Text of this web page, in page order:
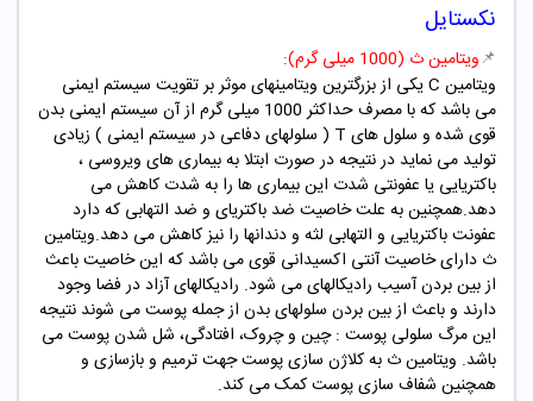
نکستایل
📌ویتامین ث (1000 میلی گرم):
ویتامین C یکی از بزرگترین ویتامینهای موثر بر تقویت سیستم ایمنی
می باشد که با مصرف حداکثر 1000 میلی گرم از آن سیستم ایمنی بدن
قوی شده و سلول های T ( سلولهای دفاعی در سیستم ایمنی ) زیادی
تولید می نماید در نتیجه در صورت ابتلا به بیماری های ویروسی ،
باکتریایی یا عفونتی شدت این بیماری ها را به شدت کاهش می
دهد.همچنین به علت خاصیت ضد باکتریای و ضد التهابی که دارد
عفونت باکتریایی و التهابی لثه و دندانها را نیز کاهش می دهد.ویتامین
ث دارای خاصیت آنتی اکسیدانی قوی می باشد که این خاصیت باعث
از بین بردن آسیب رادیکالهای می شود. رادیکالهای آزاد در فضا وجود
دارند و باعث از بین بردن سلولهای بدن از جمله پوست می شوند نتیجه
این مرگ سلولی پوست : چین و چروک، افتادگی، شل شدن پوست می
باشد. ویتامین ث به کلاژن سازی پوست جهت ترمیم و بازسازی و
همچنین شفاف سازی پوست کمک می کند.